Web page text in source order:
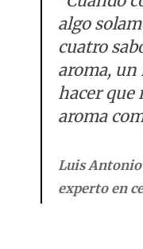
algo
cuatro
aroma, un
hacer que
aroma
Luis
experto en